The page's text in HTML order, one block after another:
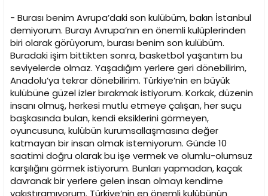
- Burası benim Avrupa’daki son kulübüm, bakın İstanbul
demiyorum. Burayı Avrupa’nın en önemli kulüplerinden
biri olarak görüyorum, burası benim son kulübüm.
Buradaki işim bittikten sonra, basketbol yaşantım bu
seviyelerde olmaz. Yaşadığım yerlere geri dönebilirim,
Anadolu’ya tekrar dönebilirim. Türkiye’nin en büyük
kulübüne güzel izler bırakmak istiyorum. Korkak, düzenin
insanı olmuş, herkesi mutlu etmeye çalışan, her suçu
başkasında bulan, kendi eksiklerini görmeyen,
oyuncusuna, kulübün kurumsallaşmasına değer
katmayan bir insan olmak istemiyorum. Günde 10
saatimi doğru olarak bu işe vermek ve olumlu-olumsuz
karşılığını görmek istiyorum. Bunları yapmadan, kaçak
davranak bir yerlere gelen insan olmayı kendime